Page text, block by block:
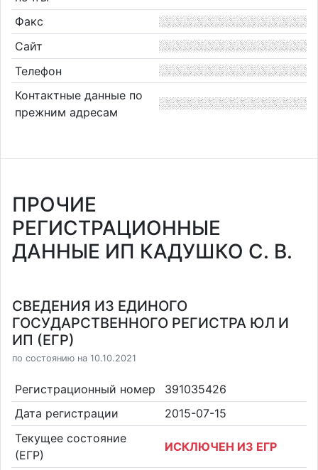
Факс
Сайт
Телефон
Контактные данные по
прежним адресам
ПРОЧИЕ
РЕГИСТРАЦИОННЫЕ
ДАННЫЕ ИП КАДУШКО С. В.
СВЕДЕНИЯ ИЗ ЕДИНОГО
ГОСУДАРСТВЕННОГО РЕГИСТРА ЮЛ И
ИП (ЕГР)
по состоянию на 10.10.2021
Регистрационный номер
391035426
Дата регистрации
2015-07-15
Текущее состояние
(ЕГР)
ИСКЛЮЧЕН ИЗ ЕГР